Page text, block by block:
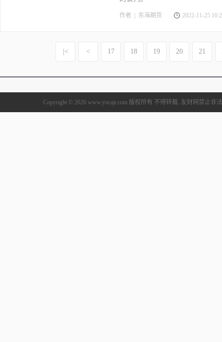
作者 | 东海期货 2022-11-25
|< < 17 18 19 20 21
Copyright © 2026 www.yocajr.com 版权所有 不得转载. 友财网禁止非